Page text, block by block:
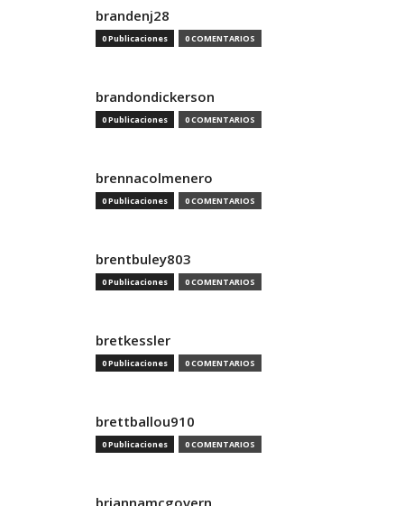
brandenj28
0 Publicaciones 0 COMENTARIOS
brandondickerson
0 Publicaciones 0 COMENTARIOS
brennacolmenero
0 Publicaciones 0 COMENTARIOS
brentbuley803
0 Publicaciones 0 COMENTARIOS
bretkessler
0 Publicaciones 0 COMENTARIOS
brettballou910
0 Publicaciones 0 COMENTARIOS